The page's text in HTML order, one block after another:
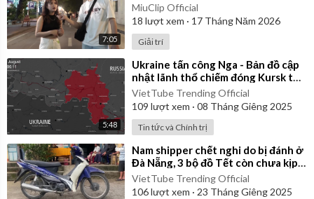
7:05
MiuClip Official
18 lượt xem · 17 Tháng Năm 2026
Giải trí
5:48
⁣Ukraine tấn công Nga - Bản đồ cập
nhật lãnh thổ chiếm đóng Kursk từ
ngày 06/08/2024 đến 06/01/2025
VietTube Trending Official
109 lượt xem · 08 Tháng Giêng 2025
Tin tức và Chính trị
⁣Nam shipper chết nghi do bị đánh ở
Đà Nẵng, 3 bộ đồ Tết còn chưa kịp
mặc
VietTube Trending Official
106lượt xem · 23 Tháng Giêng 2025